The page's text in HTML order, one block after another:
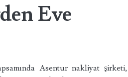
Eve
Asentur nakliyat şirketi,